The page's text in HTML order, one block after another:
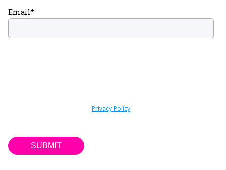
Email*
Privacy Policy